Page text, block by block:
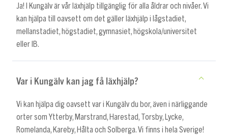
Ja! I Kungälv är vår läxhjälp tillgänglig för alla åldrar och nivåer. Vi
kan hjälpa till oavsett om det gäller läxhjälp i lågstadiet,
mellanstadiet, högstadiet, gymnasiet, högskola/universitet
eller IB.
Var i Kungälv kan jag få läxhjälp?
Vi kan hjälpa dig oavsett var i Kungälv du bor, även i närliggande
orter som Ytterby, Marstrand, Harestad, Torsby, Lycke,
Romelanda, Kareby, Hålta och Solberga. Vi finns i hela Sverige!